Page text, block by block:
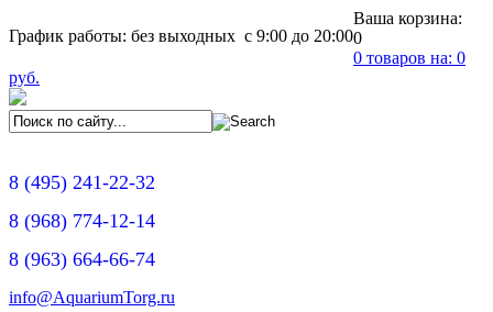
График работы: без выходных с 9:00 до 20:00
Ваша корзина:
0
0 товаров на: 0
руб.
8 (495) 241-22-32
8 (968) 774-12-14
8 (963) 664-66-74
info@AquariumTorg.ru